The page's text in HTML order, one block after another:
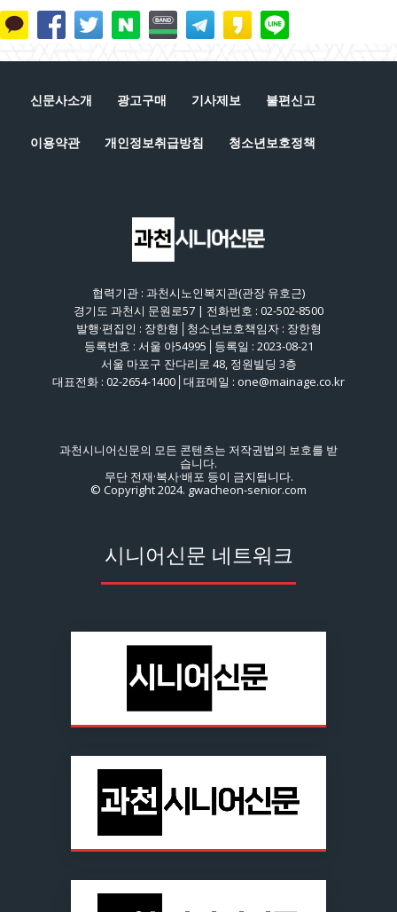
신문사소개 광고구매 기사제보 불편신고
이용약관 개인정보취급방침 청소년보호정책
협력기관 : 과천시노인복지관(관장 유호근)
경기도 과천시 문원로57 | 전화번호 : 02-502-8500
발행·편집인 : 장한형│청소년보호책임자 : 장한형
등록번호 : 서울 아54995│등록일 : 2023-08-21
서울 마포구 잔다리로 48, 정원빌딩 3층
대표전화 : 02-2654-1400│대표메일 : one@mainage.co.kr
과천시니어신문의 모든 콘텐츠는 저작권법의 보호를 받
습니다.
무단 전재·복사·배포 등이 금지됩니다.
© Copyright 2024. gwacheon-senior.com
시니어신문 네트워크